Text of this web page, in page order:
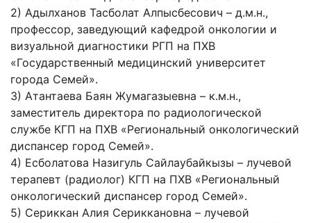
2) Адылханов Тасболат Алпысбесович – д.м.н.,
профессор, заведующий кафедрой онкологии и
визуальной диагностики РГП на ПХВ
«Государственный медицинский университет
города Семей».
3) Атантаева Баян Жумагазыевна – к.м.н.,
заместитель директора по радиологической
службе КГП на ПХВ «Региональный онкологический
диспансер город Семей».
4) Есболатова Назигуль Сайлаубайкызы – лучевой
терапевт (радиолог) КГП на ПХВ «Региональный
онкологический диспансер город Семей».
5) Сериккан Алия Сериккановна – лучевой